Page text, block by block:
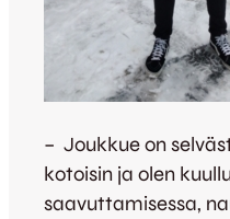
– Joukkue on
kotoisin ja olen
saavuttamisessa,